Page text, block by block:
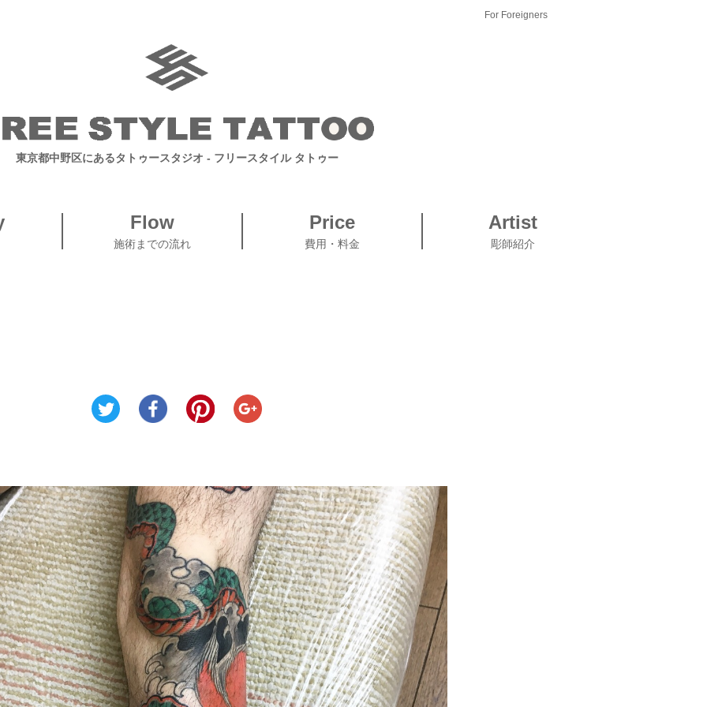
For Foreigners
東京都中野区にあるタトゥースタジオ - フリースタイル タトゥー
Flow
施術までの流れ
Price
費用・料金
Artist
彫師紹介